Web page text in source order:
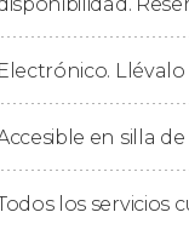
el Trastevere
artesanoen uno
oro, en un local
de quesos y
itinerario
Electrónico.
en silla
los servicios